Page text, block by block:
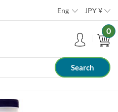
Eng JPY¥
0